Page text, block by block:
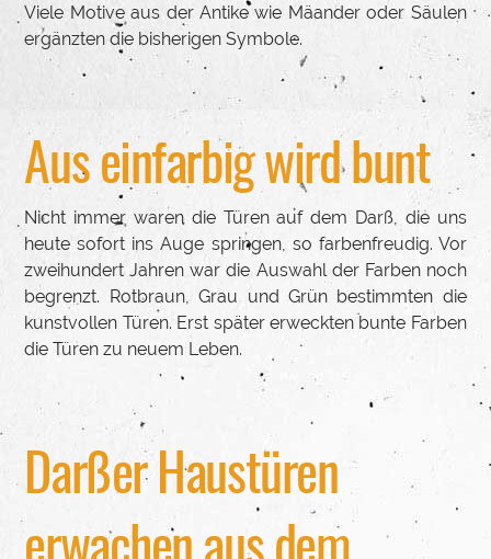
Viele Motive aus der Antike wie Mäander oder Säulen
ergänzten die bisherigen Symbole.
Aus einfarbig wird bunt
Nicht immer waren die Türen auf dem Darß, die uns
heute sofort ins Auge springen, so farbenfreudig. Vor
zweihundert Jahren war die Auswahl der Farben noch
begrenzt. Rotbraun, Grau und Grün bestimmten die
kunstvollen Türen. Erst später erweckten bunte Farben
die Türen zu neuem Leben.
Darßer Haustüren
erwachen aus dem